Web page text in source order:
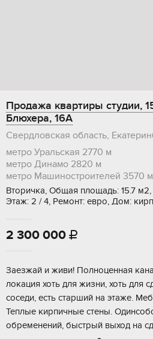
Продажа квартиры студии,
Блюхера, 16А
Свердловская область,
метро Уральская 2770 м
метро Динамо 2820 м
метро Машиностроителей 3570 м
Вторичка, Общая площадь: 15.7
Этаж: 2 / 4, Ремонт: евро, Дом:
2 300 000 
Заезжай и живи! Полноценная
локация хоть для жизни, хоть для
соседи, есть старший на этаже.
Теплые кирпичные стены.
обременений, быстрый выход на